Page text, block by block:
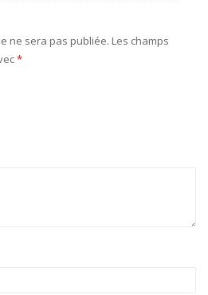
ne sera pas publiée. Les champs
*